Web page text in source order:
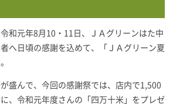
和元年8月10・11日、ＪＡグリーンはた中
へ日頃の感謝を込めて、「ＪＡグリーン夏
盛んで、今回の感謝祭では、店内で1,500
、令和元年度さんの「四万十米」をプレゼ